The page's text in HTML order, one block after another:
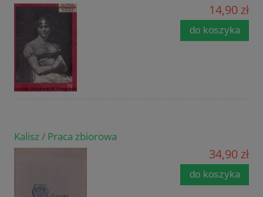
14,90 zł
do koszyka
Kalisz / Praca zbiorowa
34,90 zł
do koszyka